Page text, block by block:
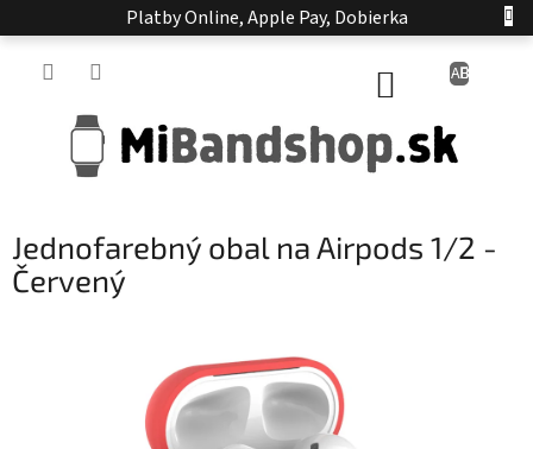
na
Platby Online, Apple Pay, Dobierka
NÁKUPNÝ
Jednofarebný obal na Airpods 1/2 -
Červený